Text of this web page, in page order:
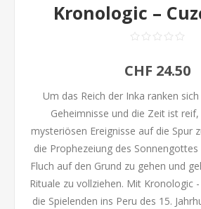
Kronologic –
CHF 24.50
Um das Reich der Inka ranken
Geheimnisse und die Zeit ist
mysteriösen Ereignisse auf die Spur
die Prophezeiung des
Fluch auf den Grund zu gehen und
Rituale zu vollziehen. Mit Kronologic
die Spielenden ins Peru des 15.